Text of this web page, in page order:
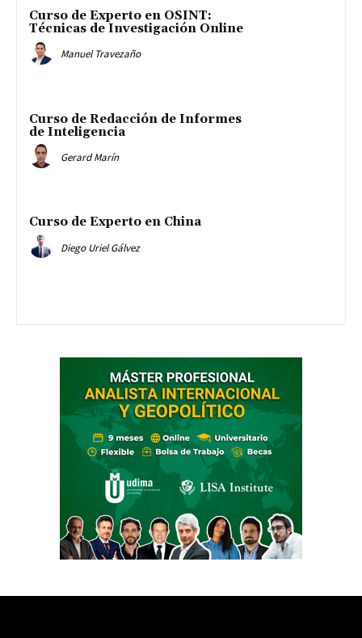
Curso de Experto en OSINT:
Técnicas de Investigación Online
Manuel Travezaño
Curso de Redacción de Informes
de Inteligencia
Gerard Marín
Curso de Experto en China
Diego Uriel Gálvez